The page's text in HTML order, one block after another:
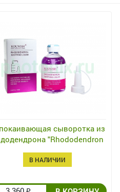
сыворотка из
"Rhododendron
В НАЛИЧИИ